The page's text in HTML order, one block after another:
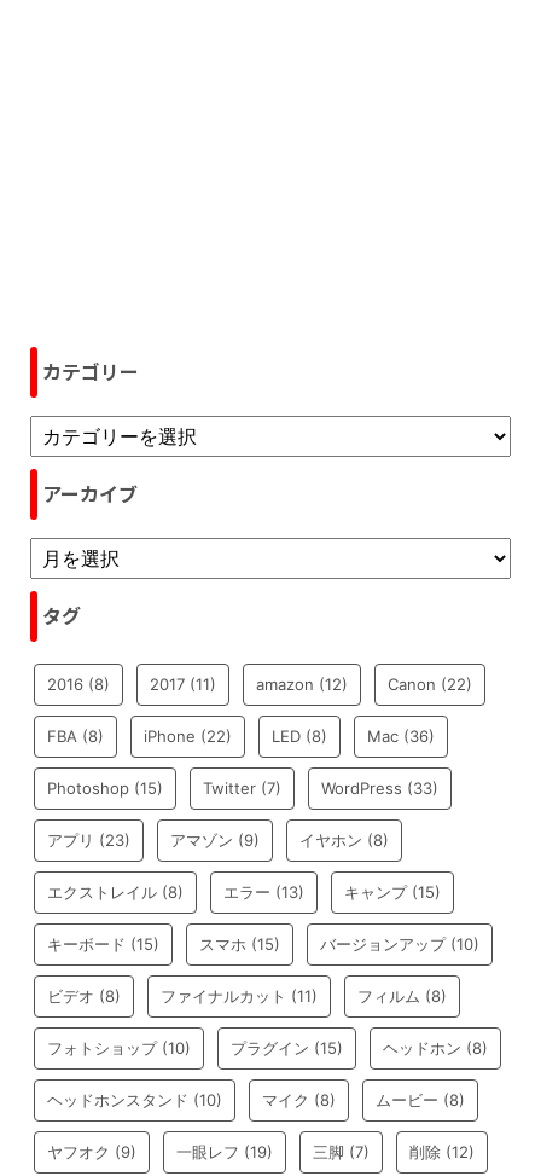
カテゴリー
アーカイブ
タグ
2016 (8) 2017 (11) amazon (12) Canon (22)
FBA (8) iPhone (22) LED (8) Mac (36)
Photoshop (15) Twitter (7) WordPress (33)
アプリ (23) アマゾン (9) イヤホン (8)
エクストレイル (8) エラー (13) キャンプ(15)
キーボード (15) スマホ (15) バージョンアップ(10)
ビデオ (8) ファイナルカット (11) フィルム (8)
フォトショップ(10) プラグイン (15) ヘッドホン (8)
ヘッドホンスタンド (10) マイク (8) ムービー (8)
ヤフオク (9) 一眼レフ (19) 三脚 (7) 削除 (12)